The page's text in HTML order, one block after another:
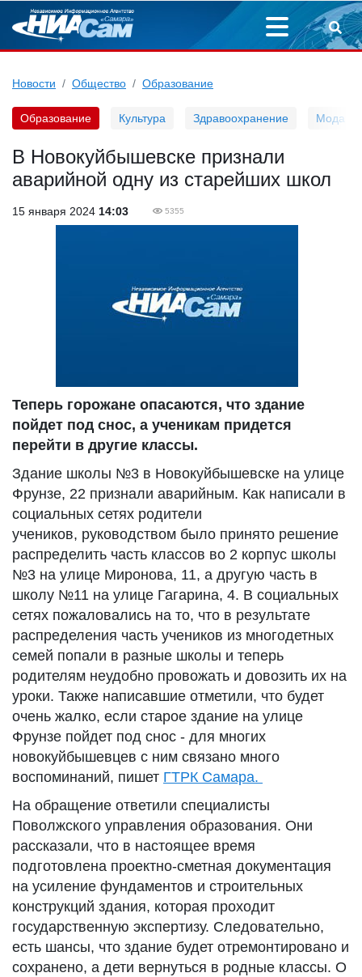
Новости Общество Образование
Образование Культура Здравоохранение Мода
В Новокуйбышевске признали
аварийной одну из старейших школ
15 января 2024 14:03 5355
Теперь горожане опасаются, что здание
пойдет под снос, а ученикам придется
перейти в другие классы.
Здание школы №3 в Новокуйбышевске на улице
Фрунзе, 22 признали аварийным. Как написали в
социальных сетях родители
учеников, руководством было принято решение
распределить часть классов во 2 корпус школы
№3 на улице Миронова, 11, а другую часть в
школу №11 на улице Гагарина, 4. В социальных
сетях пожаловались на то, что в результате
распределения часть учеников из многодетных
семей попали в разные школы и теперь
родителям неудобно провожать и довозить их на
уроки. Также написавшие отметили, что будет
очень жалко, если старое здание на улице
Фрунзе пойдет под снос - для многих
новокуйбышевцев с ним связано много
воспоминаний, пишет ГТРК Самара.
На обращение ответили специалисты
Поволжского управления образования. Они
рассказали, что в настоящее время
подготовлена проектно-сметная документация
на усиление фундаментов и строительных
конструкций здания, которая проходит
государственную экспертизу. Следовательно,
есть шансы, что здание будет отремонтировано и
сохранено, а дети вернуться в родные классы. О